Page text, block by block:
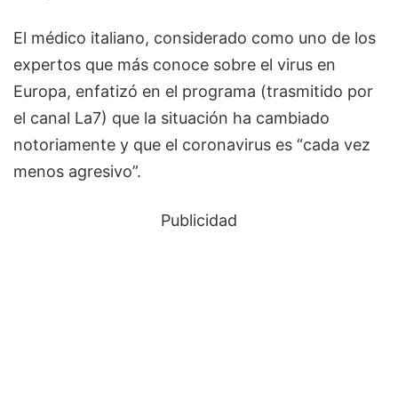
El médico italiano, considerado como uno de los
expertos que más conoce sobre el virus en
Europa, enfatizó en el programa (trasmitido por
el canal La7) que la situación ha cambiado
notoriamente y que el coronavirus es “cada vez
menos agresivo”.
Publicidad